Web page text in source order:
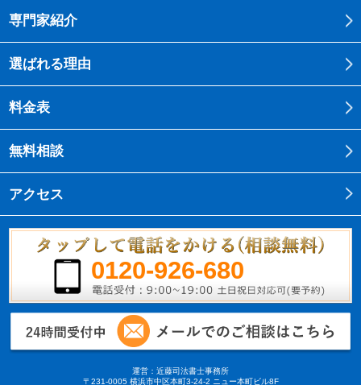
専門家紹介
選ばれる理由
料金表
無料相談
アクセス
0120-926-680
運営：近藤司法書士事務所
〒231-0005 横浜市中区本町3-24-2 ニュー本町ビル8F